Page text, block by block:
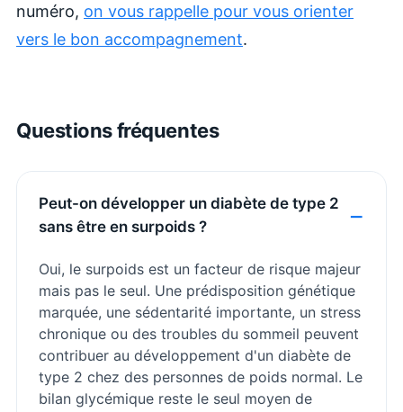
numéro, on vous rappelle pour vous orienter
vers le bon accompagnement.
Questions fréquentes
Peut-on développer un diabète de type 2
sans être en surpoids ?
Oui, le surpoids est un facteur de risque majeur
mais pas le seul. Une prédisposition génétique
marquée, une sédentarité importante, un stress
chronique ou des troubles du sommeil peuvent
contribuer au développement d'un diabète de
type 2 chez des personnes de poids normal. Le
bilan glycémique reste le seul moyen de